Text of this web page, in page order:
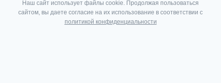
Наш сайт использует файлы cookie. Продолжая пользоваться
сайтом, вы даете согласие на их использование в соответствии с
политикой конфиденциальности